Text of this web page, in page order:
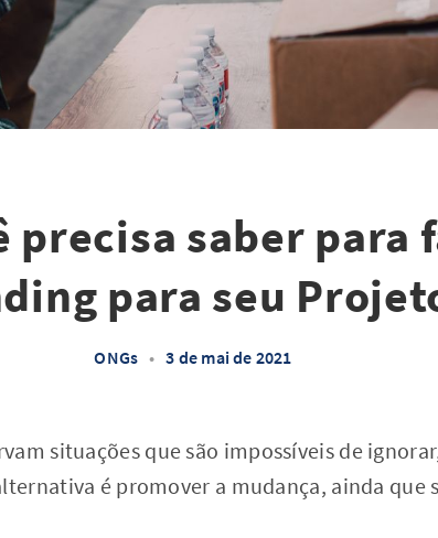
precisa saber para
para seu
ONGs • 3 de mai de 2021
situações que são impossíveis de
é promover a mudança, ainda que